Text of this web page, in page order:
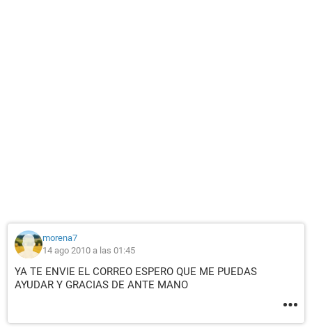
morena7
14 ago 2010 a las 01:45
YA TE ENVIE EL CORREO ESPERO QUE ME PUEDAS
AYUDAR Y GRACIAS DE ANTE MANO